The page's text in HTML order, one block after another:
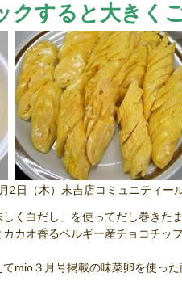
クすると大きく
日（木）末吉店コミュニティー
しく白だし」を使ってだし巻きた
カオ香るベルギー産チョコチッ
mio３月号掲載の味菜卵を使っ